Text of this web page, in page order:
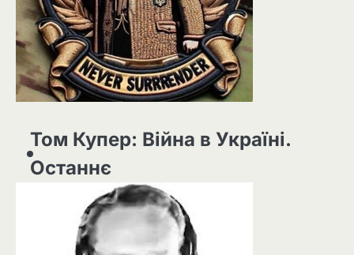
Том Купер: Війна в Україні.
Останнє